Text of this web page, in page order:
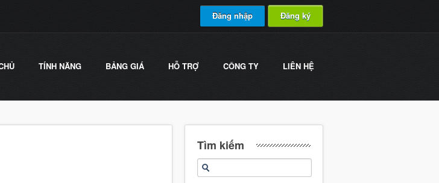
Đăng nhập Đăng ký
TÍNH NĂNG BẢNG GIÁ HỖ TRỢ CÔNG TY LIÊN HỆ
Tìm kiếm